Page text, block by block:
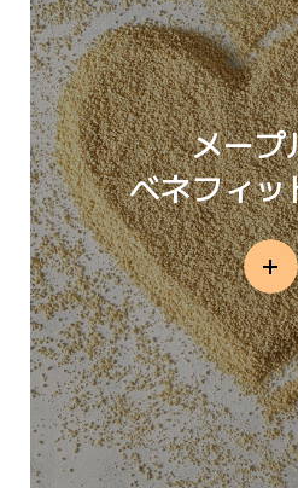
メープ
ベネフィッ